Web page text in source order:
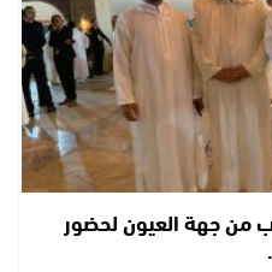
من جهة العيون لحضور